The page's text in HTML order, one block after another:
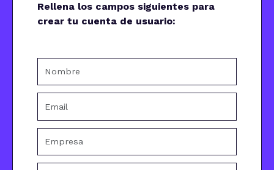
Rellena los campos siguientes para
crear tu cuenta de usuario: